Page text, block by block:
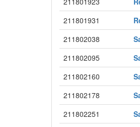
211801931
211802038
211802095
211802160
211802178
211802251